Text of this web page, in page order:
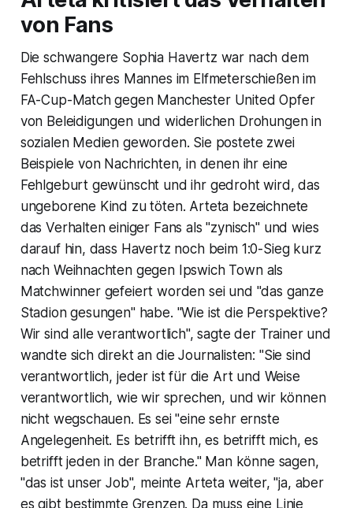
von Fans
Die schwangere Sophia Havertz war nach dem
Fehlschuss ihres Mannes im Elfmeterschießen im
FA-Cup-Match gegen Manchester United Opfer
von Beleidigungen und widerlichen Drohungen in
sozialen Medien geworden. Sie postete zwei
Beispiele von Nachrichten, in denen ihr eine
Fehlgeburt gewünscht und ihr gedroht wird, das
ungeborene Kind zu töten. Arteta bezeichnete
das Verhalten einiger Fans als "zynisch" und wies
darauf hin, dass Havertz noch beim 1:0-Sieg kurz
nach Weihnachten gegen Ipswich Town als
Matchwinner gefeiert worden sei und "das ganze
Stadion gesungen" habe. "Wie ist die Perspektive?
Wir sind alle verantwortlich", sagte der Trainer und
wandte sich direkt an die Journalisten: "Sie sind
verantwortlich, jeder ist für die Art und Weise
verantwortlich, wie wir sprechen, und wir können
nicht wegschauen. Es sei "eine sehr ernste
Angelegenheit. Es betrifft ihn, es betrifft mich, es
betrifft jeden in der Branche." Man könne sagen,
"das ist unser Job", meinte Arteta weiter, "ja, aber
es gibt bestimmte Grenzen. Da muss eine Linie